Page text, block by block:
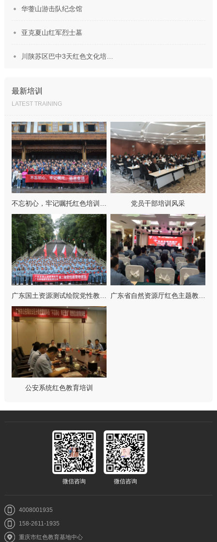
华蓥山游击队纪念馆
亚克夏山红军烈士墓
川陕苏区巴中3天红色文化培…
最新培训
LATEST TRAINING
不忘初心，牢记嘱托红色培训… 党员干部培训风采
广东国土资源测试绘院党性教… 广东省自然资源厅红色主题教…
公安系统红色教育培训
微信咨询 微信咨询
4008001935
158-2611-1935
重庆市红色教育基地中心